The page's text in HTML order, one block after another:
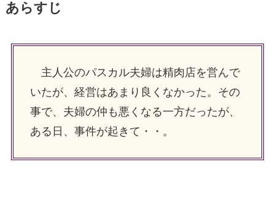
あらすじ
主人公のパスカル夫婦は精肉店を営んで
いたが、経営はあまり良くなかった。その
事で、夫婦の仲も悪くなる一方だったが、
ある日、事件が起きて・・。